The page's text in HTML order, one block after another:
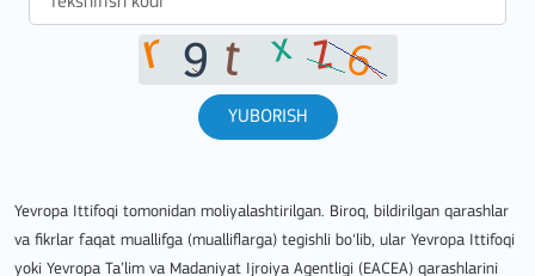
YUBORISH
Yevropa Ittifoqi tomonidan moliyalashtirilgan. Biroq, bildirilgan qarashlar
va fikrlar faqat muallifga (mualliflarga) tegishli bo‘lib, ular Yevropa Ittifoqi
yoki Yevropa Ta’lim va Madaniyat Ijroiya Agentligi (EACEA) qarashlarini